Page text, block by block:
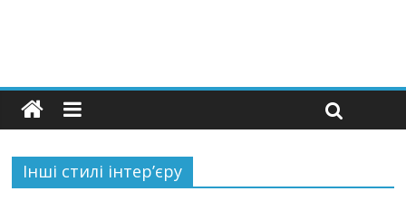
Інші стилі інтер’єру